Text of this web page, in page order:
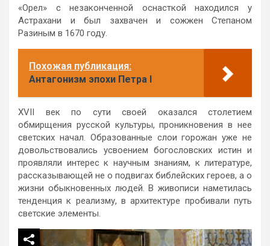
«Орел» с незаконченной оснасткой находился у
Астрахани и был захвачен и сожжен Степаном
Разиным в 1670 году.
Похожая публикация:
Антагонизм эпохи Петра I
XVII век по сути своей оказался столетием
обмирщения русской культуры, проникновения в нее
светских начал. Образованные слои горожан уже не
довольствовались усвоением богословских истин и
проявляли интерес к научным знаниям, к литературе,
рассказывающей не о подвигах библейских героев, а о
жизни обыкновенных людей. В живописи наметилась
тенденция к реализму, в архитектуре пробивали путь
светские элементы.